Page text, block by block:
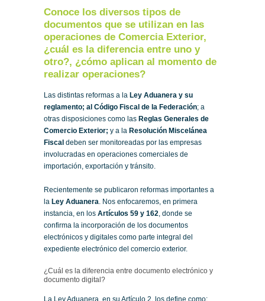
Conoce los diversos tipos de
documentos que se utilizan en las
operaciones de Comercia Exterior,
¿cuál es la diferencia entre uno y
otro?, ¿cómo aplican al momento de
realizar operaciones?
Las distintas reformas a la Ley Aduanera y su
reglamento; al Código Fiscal de la Federación; a
otras disposiciones como las Reglas Generales de
Comercio Exterior; y a la Resolución Miscelánea
Fiscal deben ser monitoreadas por las empresas
involucradas en operaciones comerciales de
importación, exportación y tránsito.
Recientemente se publicaron reformas importantes a
la Ley Aduanera. Nos enfocaremos, en primera
instancia, en los Artículos 59 y 162, donde se
confirma la incorporación de los documentos
electrónicos y digitales como parte integral del
expediente electrónico del comercio exterior.
¿Cuál es la diferencia entre documento electrónico y
documento digital?